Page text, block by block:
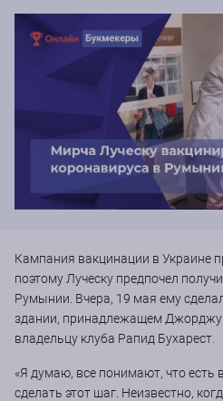
Кампания вакцинации в Украине
поэтому Луческу предпочел
Румынии. Вчера, 19 мая ему
здании, принадлежащем
владельцу клуба Рапид Бухарест.
«Я думаю, все понимают, что есть
сделать этот шаг. Неизвестно,